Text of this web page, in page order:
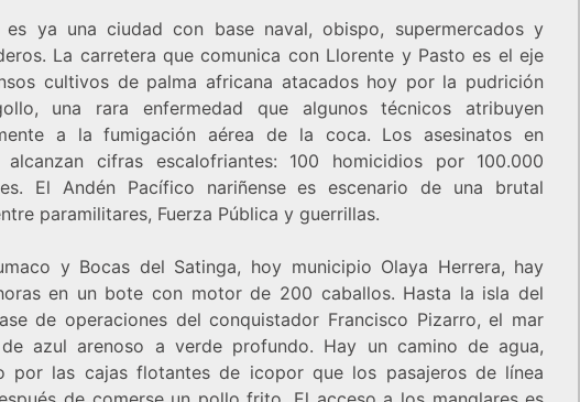
es ya una ciudad con base naval, obispo, supermercados y
La carretera que comunica con Llorente y Pasto es el eje
cultivos de palma africana atacados hoy por la pudrición
una rara enfermedad que algunos técnicos atribuyen
a la fumigación aérea de la coca. Los asesinatos en
alcanzan cifras escalofriantes: 100 homicidios por 100.000
El Andén Pacífico nariñense es escenario de una brutal
paramilitares, Fuerza Pública y guerrillas.
y Bocas del Satinga, hoy municipio Olaya Herrera, hay
en un bote con motor de 200 caballos. Hasta la isla del
de operaciones del conquistador Francisco Pizarro, el mar
azul arenoso a verde profundo. Hay un camino de agua,
por las cajas flotantes de icopor que los pasajeros de línea